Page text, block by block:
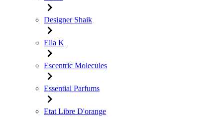
Designer Shaik
Ella K
Escentric Molecules
Essential Parfums
Etat Libre D'orange